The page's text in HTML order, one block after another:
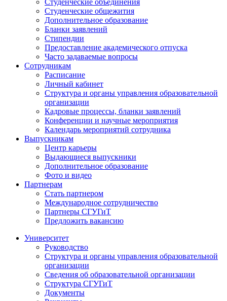
Студенческие объединения
Студенческие общежития
Дополнительное образование
Бланки заявлений
Стипендии
Предоставление академического отпуска
Часто задаваемые вопросы
Сотрудникам
Расписание
Личный кабинет
Структура и органы управления образовательной
организации
Кадровые процессы, бланки заявлений
Конференции и научные мероприятия
Календарь мероприятий сотрудника
Выпускникам
Центр карьеры
Выдающиеся выпускники
Дополнительное образование
Фото и видео
Партнерам
Стать партнером
Международное сотрудничество
Партнеры СГУГиТ
Предложить вакансию
Университет
Руководство
Структура и органы управления образовательной
организации
Сведения об образовательной организации
Структура СГУГиТ
Документы